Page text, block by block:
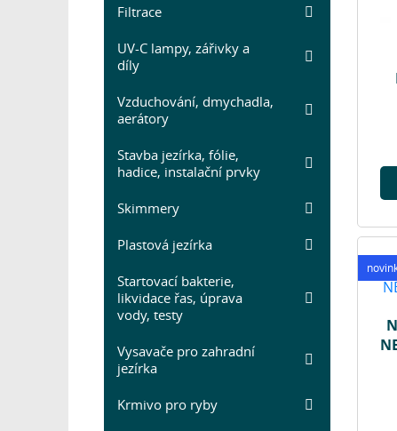
Filtrace
UV-C lampy, zářivky a
díly
Vzduchování, dmychadla,
aerátory
Stavba jezírka, fólie,
hadice, instalační prvky
Skimmery
Plastová jezírka
Startovací bakterie,
likvidace řas, úprava
vody, testy
Vysavače pro zahradní
jezírka
Krmivo pro ryby